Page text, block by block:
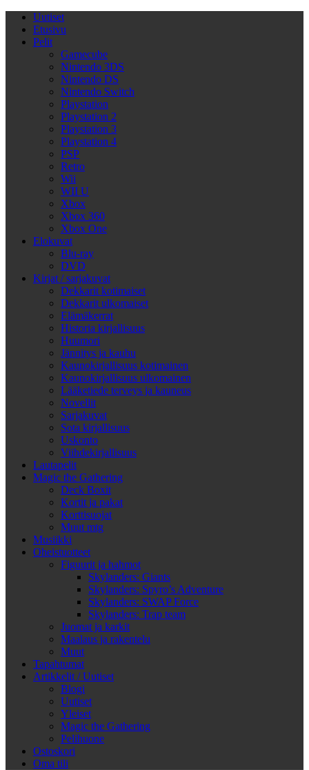
Uutiset
Etusivu
Pelit
Gamecube
Nintendo 3DS
Nintendo DS
Nintendo Switch
Playstation
Playstation 2
Playstation 3
Playstation 4
PSP
Retro
Wii
WII U
Xbox
Xbox 360
Xbox One
Elokuvat
Blu-ray
DVD
Kirjat / sarjakuvat
Dekkarit kotimaiset
Dekkarit ulkomaiset
Elämäkerrat
Historia kirjallisuus
Huumori
Jännitys ja kauhu
Kaunokirjallisuus kotimainen
Kaunokirjallisuus ulkomainen
Lääketiede terveys ja kauneus
Novellit
Sarjakuvat
Sota kirjallisuus
Uskonto
Viihdekirjallisuus
Lautapelit
Magic the Gathering
Deck Boxit
Kortit ja pakat
Korttisuojat
Muut mtg
Musiikki
Oheistuotteet
Figuurit ja hahmot
Skylanders: Giants
Skylanders: Spyro’s Adventure
Skylanders: SWAP Force
Skylanders: Trap team
Juomat ja karkit
Maalaus ja rakentelu
Muut
Tapahtumat
Artikkelit / Uutiset
Blogi
Uutiset
Yleiset
Magic the Gathering
Pelihuone
Ostoskori
Oma tili